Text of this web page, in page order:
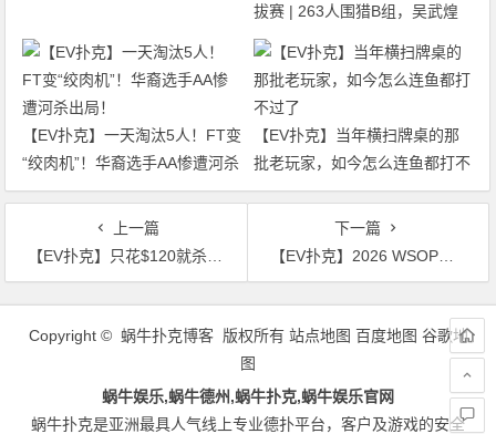
拔赛 | 263人围猎B组，吴武煌
54.4万领跑，主赛第一轮晋级版
【EV扑克】一天淘汰5人！FT变
“绞肉机”！华裔选手AA惨遭河杀
出局！
【EV扑克】当年横扫牌桌的那
批老玩家，如今怎么连鱼都打不
过了
上一篇
【EV扑克】只花$120就杀进了10万刀豪客赛？无名玩家上演WSOP励志神话
下一篇
【EV扑克】2026 WSOP迷你主赛12560人同台，中国投资人陆昀晔斩获第九
文
Copyright © 蜗牛扑克博客 版权所有 站点地图 百度地图 谷歌地
图
蜗牛娱乐,蜗牛德州,蜗牛扑克,蜗牛娱乐官网
蜗牛扑克是亚洲最具人气线上专业德扑平台，客户及游戏的安全